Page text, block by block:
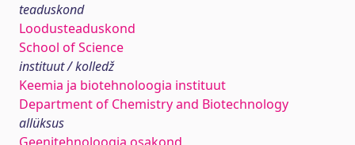
teaduskond
Loodusteaduskond
School of Science
instituut / kolledž
Keemia ja biotehnoloogia instituut
Department of Chemistry and Biotechnology
allüksus